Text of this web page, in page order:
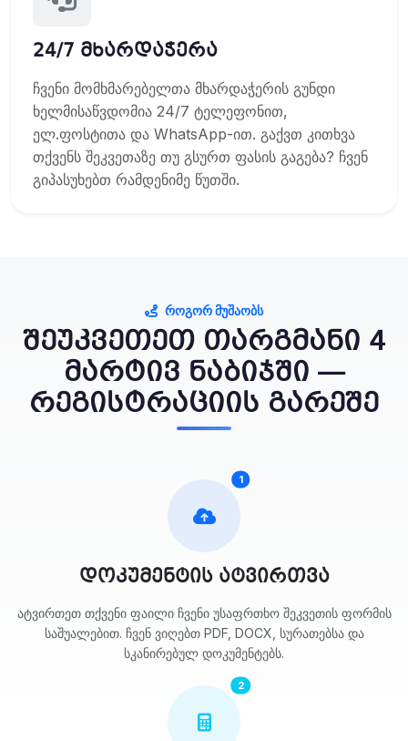
24/7 მხარდაჭერა
ჩვენი მომხმარებელთა მხარდაჭერის გუნდი
ხელმისაწვდომია 24/7 ტელეფონით,
ელ.ფოსტითა და WhatsApp-ით. გაქვთ კითხვა
თქვენს შეკვეთაზე თუ გსურთ ფასის გაგება? ჩვენ
გიპასუხებთ რამდენიმე წუთში.
ᲠᲝᲒᲝᲠ ᲛᲣᲨᲐᲝᲑᲡ
შეუკვეთეთ თარგმანი 4
მარტივ ნაბიჯში —
რეგისტრაციის გარეშე
1
დოკუმენტის ატვირთვა
ატვირთეთ თქვენი ფაილი ჩვენი უსაფრთხო შეკვეთის ფორმის
საშუალებით. ჩვენ ვიღებთ PDF, DOCX, სურათებსა და
სკანირებულ დოკუმენტებს.
2